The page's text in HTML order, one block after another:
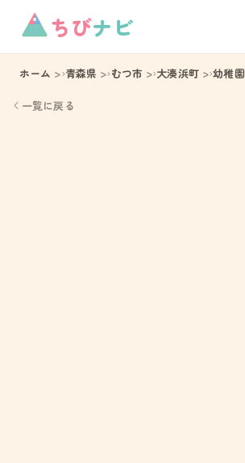
ちびナビ
ホーム 青森県 むつ市 大湊浜町 幼稚園
一覧に戻る